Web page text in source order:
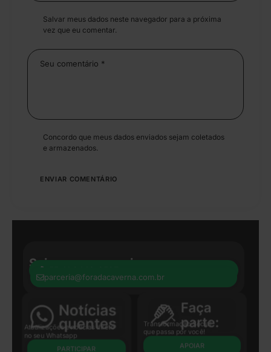
Salvar meus dados neste navegador para a próxima
vez que eu comentar.
Concordo que meus dados enviados sejam coletados
e armazenados.
Seja nosso parceiro:
parceria@foradacaverna.com.br
Atualizações e notícias direto
no seu Whatsapp
PARTICIPAR
Transformação Social
que passa por você!
APOIAR